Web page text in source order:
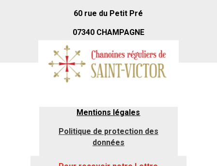
60 rue du Petit Pré
07340 CHAMPAGNE
Mentions légales
Politique de protection des
données